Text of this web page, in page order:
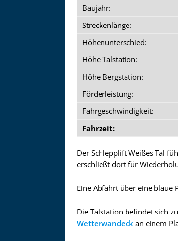
Baujahr:
Streckenlänge:
Höhenunterschied:
Höhe Talstation:
Höhe Bergstation:
Förderleistung:
Fahrgeschwindigkeit:
Fahrzeit:
Der Schlepplift Weißes Tal
erschließt dort für
Eine Abfahrt über eine blaue
Die Talstation befindet sich
Wetterwandeck an einem